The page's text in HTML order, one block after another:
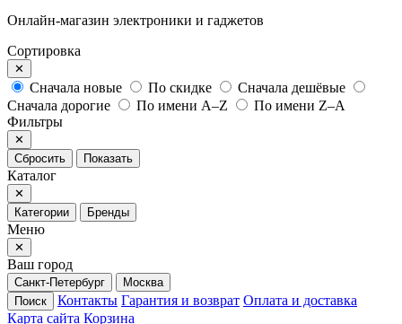
Онлайн-магазин электроники и гаджетов
Сортировка
✕
Сначала новые По скидке
Сначала дешёвые
Сначала дорогие
По имени A–Z
По имени Z–A
Фильтры
✕
Сбросить
Показать
Каталог
✕
Категории
Бренды
Меню
✕
Ваш город
Санкт-Петербург
Москва
Поиск
Контакты Гарантия и возврат Оплата и доставка
Карта сайта Корзина